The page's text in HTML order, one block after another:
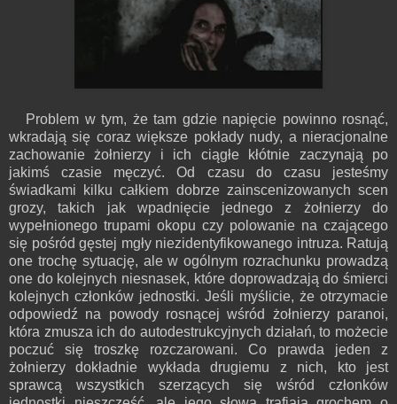
Problem w tym, że tam gdzie napięcie powinno rosnąć,
wkradają się coraz większe pokłady nudy, a nieracjonalne
zachowanie żołnierzy i ich ciągłe kłótnie zaczynają po
jakimś czasie męczyć. Od czasu do czasu jesteśmy
świadkami kilku całkiem dobrze zainscenizowanych scen
grozy, takich jak wpadnięcie jednego z żołnierzy do
wypełnionego trupami okopu czy polowanie na czającego
się pośród gęstej mgły niezidentyfikowanego intruza. Ratują
one trochę sytuację, ale w ogólnym rozrachunku prowadzą
one do kolejnych niesnasek, które doprowadzają do śmierci
kolejnych członków jednostki. Jeśli myślicie, że otrzymacie
odpowiedź na powody rosnącej wśród żołnierzy paranoi,
która zmusza ich do autodestrukcyjnych działań, to możecie
poczuć się troszkę rozczarowani. Co prawda jeden z
żołnierzy dokładnie wykłada drugiemu z nich, kto jest
sprawcą wszystkich szerzących się wśród członków